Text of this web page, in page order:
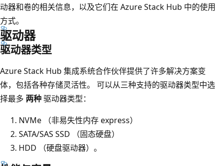
动器和卷的相关信息，以及它们在 Azure Stack Hub 中的使用
方式。
驱动器
驱动器类型
Azure Stack Hub 集成系统合作伙伴提供了许多解决方案变
体，包括各种存储灵活性。 可以从三种支持的驱动器类型中选
择最多 两种驱动器类型：
NVMe （非易失性内存 express）
SATA/SAS SSD （固态硬盘）
HDD （硬盘驱动器）。